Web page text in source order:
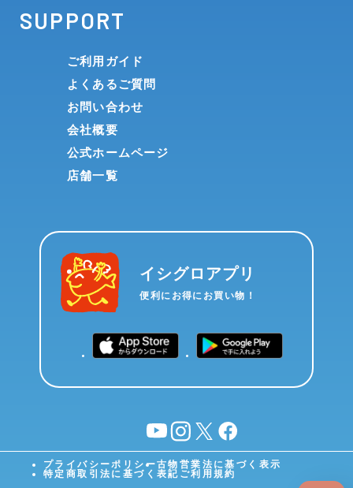
SUPPORT
ご利用ガイド
よくあるご質問
お問い合わせ
会社概要
公式ホームページ
店舗一覧
イシグロアプリ
便利にお得にお買い物！
YouTubeinstagram
X facebook
プライバシーポリシー古物営業法に基づく表示
特定商取引法に基づく表記 ご利用規約